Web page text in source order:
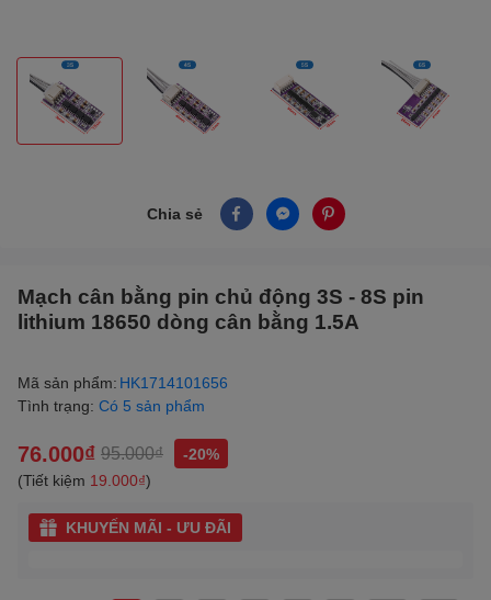
Chia sẻ
Mạch cân bằng pin chủ động 3S - 8S pin
lithium 18650 dòng cân bằng 1.5A
Mã sản phẩm: HK1714101656
Tình trạng: Có 5 sản phẩm
76.000₫ 95.000₫
-20%
(Tiết kiệm 19.000₫)
KHUYẾN MÃI - ƯU ĐÃI